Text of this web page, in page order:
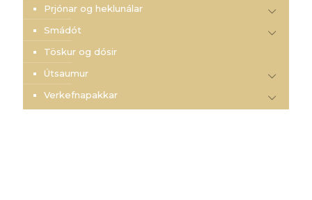
Prjónar og heklunálar
Smádót
Töskur og dósir
Útsaumur
Verkefnapakkar